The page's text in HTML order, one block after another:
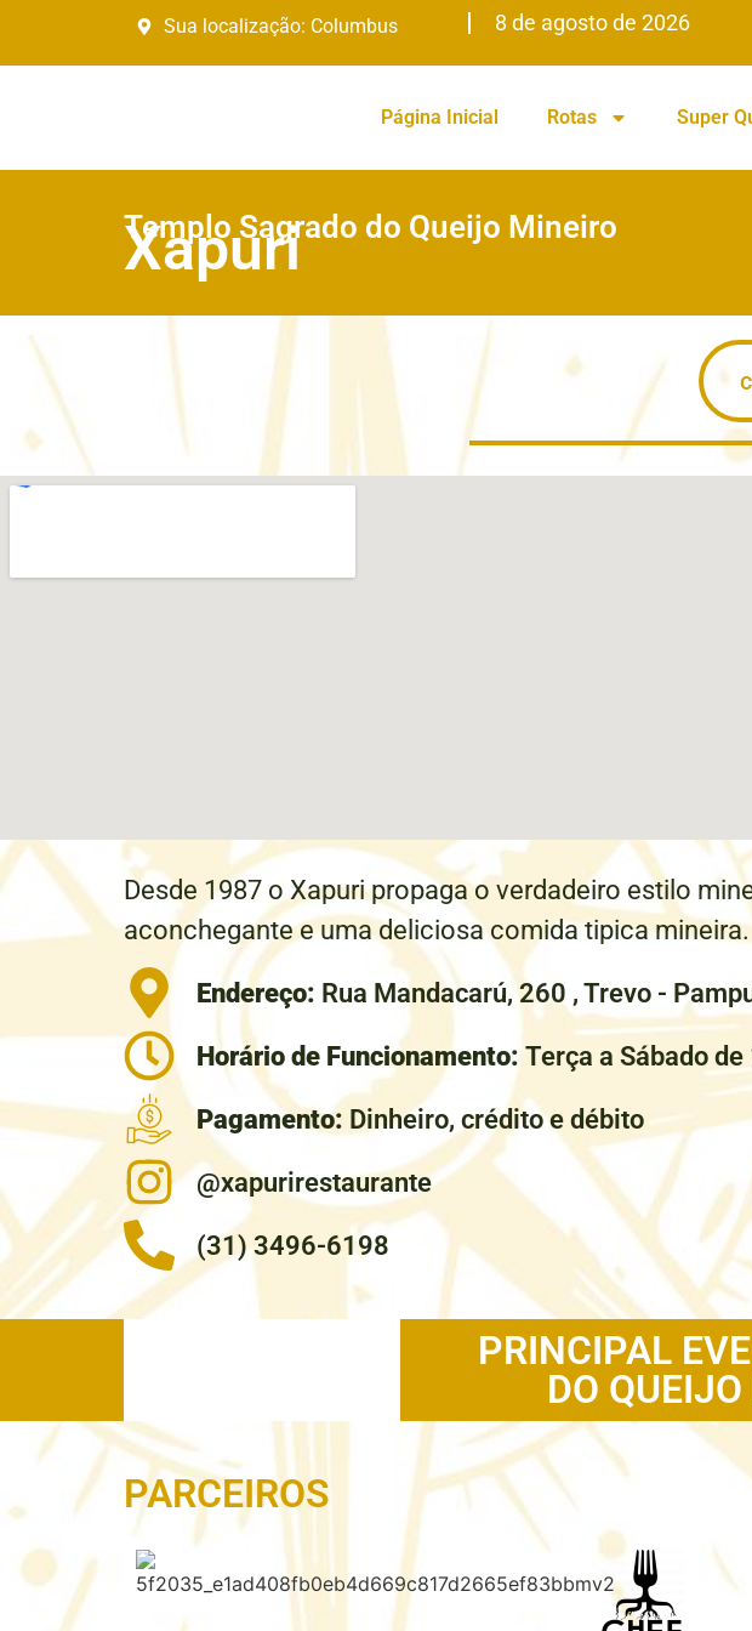
Sua localização: Columbus 8 de agosto de 2026
Página Inicial Rotas Super
Templo Sagrado do Queijo Mineiro
Xapuri
Desde 1987 o Xapuri propaga o verdadeiro estilo
aconchegante e uma deliciosa comida tipica
Endereço: Rua Mandacarú, 260 , Trevo -
Horário de Funcionamento: Terça a Sábado
Pagamento: Dinheiro, crédito e débito
@xapurirestaurante
(31) 3496-6198
PRINCIPAL
DO
PARCEIROS